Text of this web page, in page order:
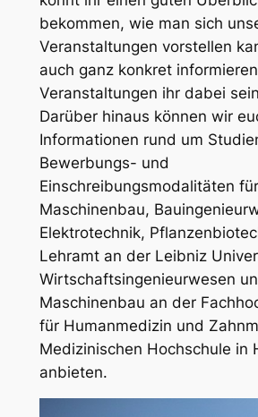
bekommen, wie man sich
Veranstaltungen vorstellen
auch ganz konkret
Veranstaltungen ihr dabei
Darüber hinaus können wir
Informationen rund um
Bewerbungs- und
Einschreibungsmodalitäten
Maschinenbau,
Elektrotechnik,
Lehramt an der Leibniz
Wirtschaftsingenieurwesen
Maschinenbau an der
für Humanmedizin und
Medizinischen Hochschule in
anbieten.